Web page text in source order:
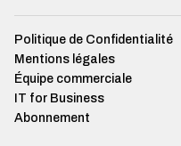
Politique de Confidentialité
Mentions légales
Équipe commerciale
IT for Business
Abonnement